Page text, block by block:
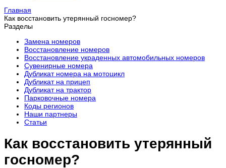
Главная
Как восстановить утерянный госномер?
Разделы
Замена номеров
Восстановление номеров
Восстановление украденных автомобильных номеров
Сувенирные номера
Дубликат номера на мотоцикл
Дубликат на прицеп
Дубликат на трактор
Парковочные номера
Коды регионов
Наши партнеры
Статьи
Как восстановить утерянный
госномер?